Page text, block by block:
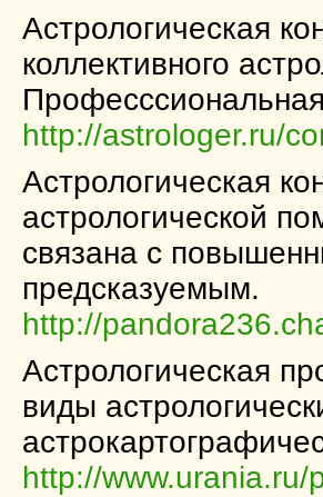
Астрологическая
коллективного
http://astrologer.ru/
Астрологическая
астрологической
связана с
предсказуемым.
http://
Астрологическая
виды
http://www.urania.ru/